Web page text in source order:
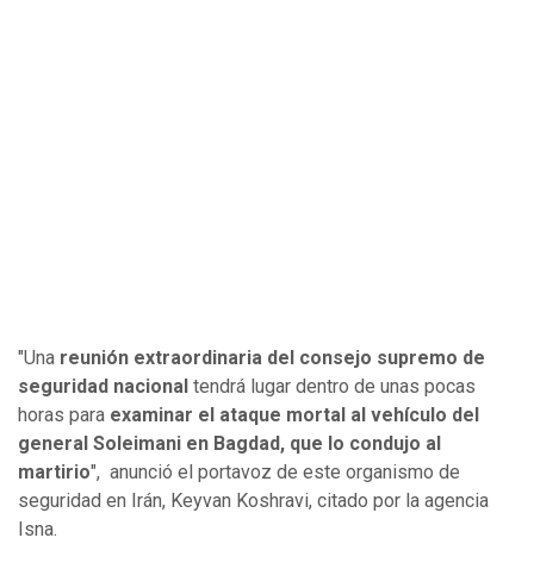
"Una reunión extraordinaria del consejo supremo de
seguridad nacional tendrá lugar dentro de unas pocas
horas para examinar el ataque mortal al vehículo del
general Soleimani en Bagdad, que lo condujo al
martirio", anunció el portavoz de este organismo de
seguridad en Irán, Keyvan Koshravi, citado por la agencia
Isna.